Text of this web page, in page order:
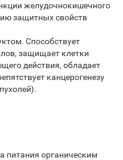
желудочно­кишечного
защитных свойств
Способствует
защищает клетки
действия, обладает
канцерогенезу
питания органическим